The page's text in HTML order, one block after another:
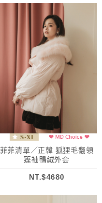
菲菲清單／正韓 狐狸毛翻領
蓬袖鴨絨外套
NT.$4680